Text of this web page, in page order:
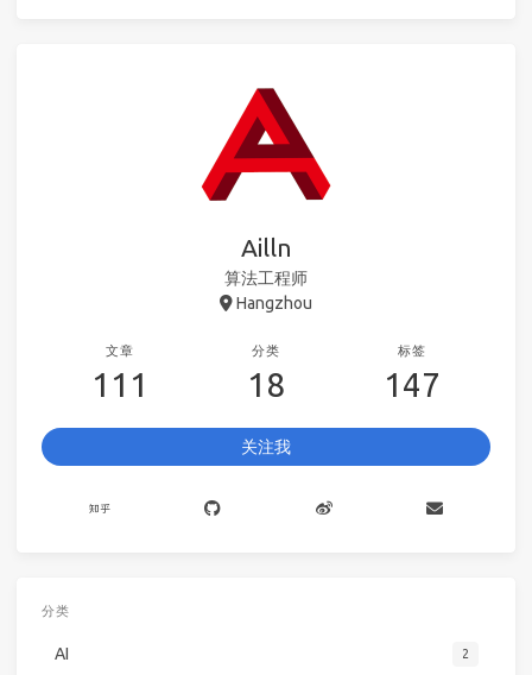
Ailln
算法工程师
Hangzhou
文章
111
分类
18
标签
147
关注我
分类
AI 2